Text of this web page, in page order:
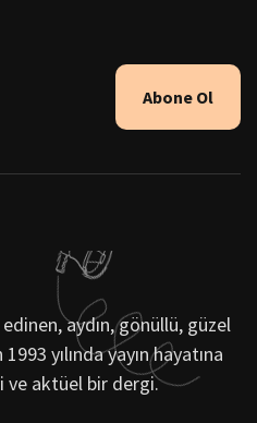
Abone Ol
aydın, gönüllü, güzel
yılında yayın hayatına
ve aktüel bir dergi.